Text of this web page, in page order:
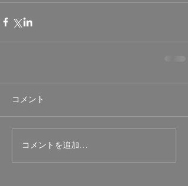
コメント
コメントを追加…